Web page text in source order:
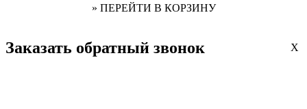
» ПЕРЕЙТИ В КОРЗИНУ
Заказать обратный звонок X